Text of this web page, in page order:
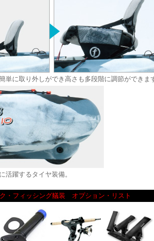
に取り外しができ高さも多段階に調節ができま
活躍するタイヤ装備。
・フィッシング艤装 オプション・リスト